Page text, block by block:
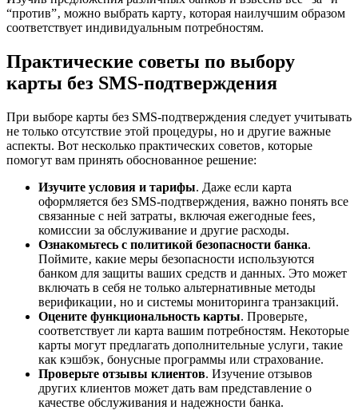
“против”‚ можно выбрать карту‚ которая наилучшим образом
соответствует индивидуальным потребностям.
Практические советы по выбору
карты без SMS-подтверждения
При выборе карты без SMS-подтверждения следует учитывать
не только отсутствие этой процедуры‚ но и другие важные
аспекты. Вот несколько практических советов‚ которые
помогут вам принять обоснованное решение:
Изучите условия и тарифы. Даже если карта
оформляется без SMS-подтверждения‚ важно понять все
связанные с ней затраты‚ включая ежегодные fees‚
комиссии за обслуживание и другие расходы.
Ознакомьтесь с политикой безопасности банка.
Поймите‚ какие меры безопасности используются
банком для защиты ваших средств и данных. Это может
включать в себя не только альтернативные методы
верификации‚ но и системы мониторинга транзакций.
Оцените функциональность карты. Проверьте‚
соответствует ли карта вашим потребностям. Некоторые
карты могут предлагать дополнительные услуги‚ такие
как кэшбэк‚ бонусные программы или страхование.
Проверьте отзывы клиентов. Изучение отзывов
других клиентов может дать вам представление о
качестве обслуживания и надежности банка.